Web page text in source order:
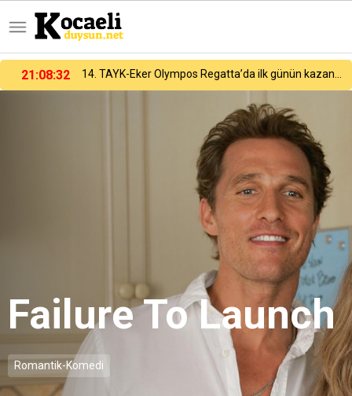
21:08:32
Failure To Launch
Romantik-Komedi